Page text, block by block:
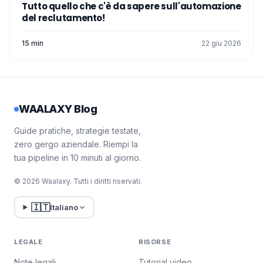
Spero che questo articolo vi aiuti a creare il
Tutto quello che c'è da sapere sull'automazione
del reclutamento!
15 min 22 giu 2026
WAALAXY Blog
Guide pratiche, strategie testate,
zero gergo aziendale. Riempi la
tua pipeline in 10 minuti al giorno.
© 2026 Waalaxy. Tutti i diritti riservati.
🇮🇹Italiano
LEGALE RISORSE